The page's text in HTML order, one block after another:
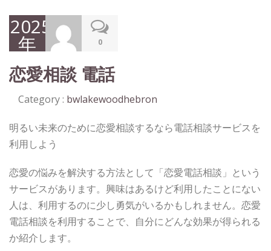
2025
年
10
月
20
0
恋愛相談 電話
Category : bwlakewoodhebron
明るい未来のために恋愛相談するなら電話相談サービスを
利用しよう
恋愛の悩みを解決する方法として「恋愛電話相談」という
サービスがあります。興味はあるけど利用したことにない
人は、利用するのに少し勇気がいるかもしれません。恋愛
電話相談を利用することで、自分にどんな効果が得られる
か紹介します。